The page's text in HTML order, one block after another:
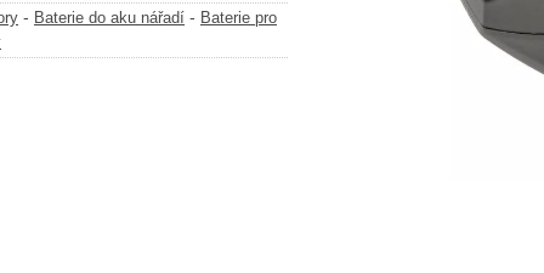
- Baterie do aku nářadí - Baterie pro